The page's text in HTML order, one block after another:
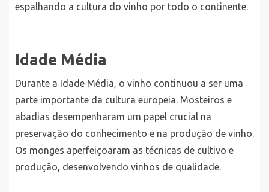
espalhando a cultura do vinho por todo o continente.
Idade Média
Durante a Idade Média, o vinho continuou a ser uma
parte importante da cultura europeia. Mosteiros e
abadias desempenharam um papel crucial na
preservação do conhecimento e na produção de vinho.
Os monges aperfeiçoaram as técnicas de cultivo e
produção, desenvolvendo vinhos de qualidade.